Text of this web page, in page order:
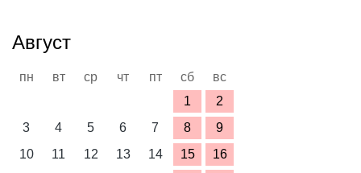
Август
пн вт ср чт пт сб
вс
1
2
3
4 5 6 7 8
9
10
11 12 13 14 15
16